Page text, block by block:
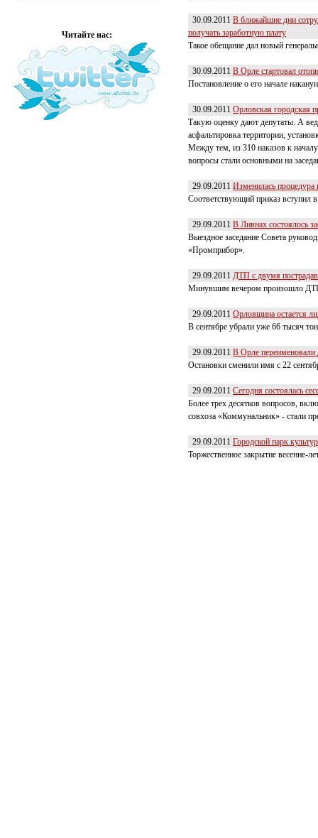
Читайте нас:
30.09.2011 В ближайшие дни
получать заработную плату
Такое обещание дал новый
30.09.2011 В Орле стартовал
Постановление о его начале
30.09.2011 Орловская городская
Такую оценку дают депутаты. А
асфальтировка территории,
Между тем, из 310 наказов к
вопросы стали основными на
29.09.2011 Изменилась процедура
Соответствующий приказ вступил
29.09.2011 В Ливнах состоялось
Выездное заседание Совета
«Промприбор».
29.09.2011 ДТП с двумя
Минувшим вечером произошло ДТП
29.09.2011 Орловщина остается
В сентябре убрали уже 66 тысяч
29.09.2011 В Орле переименовали
Остановки сменили имя с 22
29.09.2011 Сегодня состоялась
Более трех десятков вопросов,
совхоза «Коммунальник» - стали
29.09.2011 Городской парк
Торжественное закрытие весенне-